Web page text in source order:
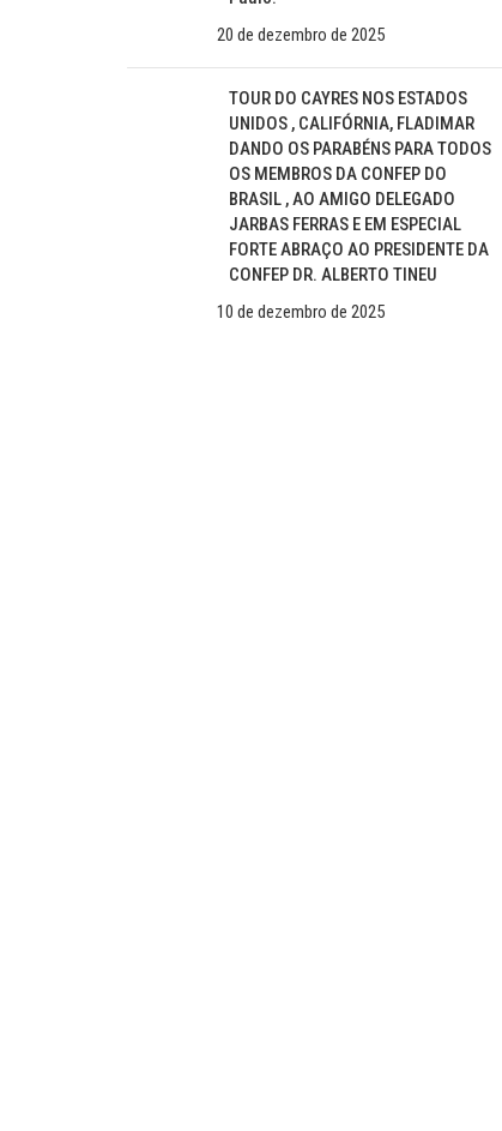
20 de dezembro de 2025
TOUR DO CAYRES NOS ESTADOS
UNIDOS , CALIFÓRNIA, FLADIMAR
DANDO OS PARABÉNS PARA TODOS
OS MEMBROS DA CONFEP DO
BRASIL , AO AMIGO DELEGADO
JARBAS FERRAS E EM ESPECIAL
FORTE ABRAÇO AO PRESIDENTE DA
CONFEP DR. ALBERTO TINEU
10 de dezembro de 2025